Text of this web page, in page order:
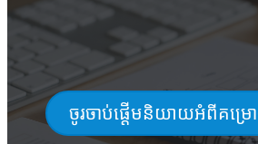
ចូរចាប់ផ្តើមនិយាយអំពីគម្រ